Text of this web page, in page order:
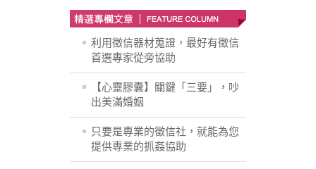
利用徵信器材蒐證，最好有徵信
首選專家從旁協助
【心靈膠囊】關鍵「三要」，吵
出美滿婚姻
只要是專業的徵信社，就能為您
提供專業的抓姦協助